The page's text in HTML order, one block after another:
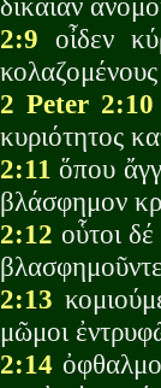
δικαίαν
2:9 οἶδεν
κολαζομένους
2 Peter 2:10
κυριότητος
2:11 ὅπου
βλάσφημον
2:12 οὗτοι
2:13
μῶμοι
2:14